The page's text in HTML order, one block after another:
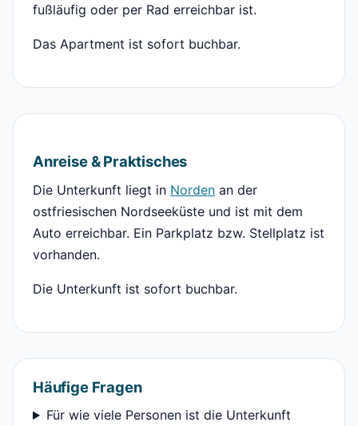
fußläufig oder per Rad erreichbar ist.
Das Apartment ist sofort buchbar.
Anreise & Praktisches
Die Unterkunft liegt in Norden an der
ostfriesischen Nordseeküste und ist mit dem
Auto erreichbar. Ein Parkplatz bzw. Stellplatz ist
vorhanden.
Die Unterkunft ist sofort buchbar.
Häufige Fragen
Für wie viele Personen ist die Unterkunft